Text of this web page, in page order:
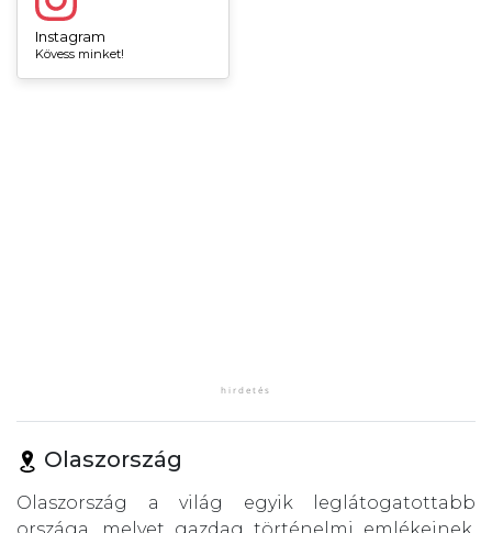
Instagram
Kövess minket!
Olaszország
Olaszország a világ egyik leglátogatottabb